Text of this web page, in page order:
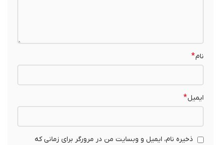
ایمیل*
ذخیره نام، ایمیل و وبسایت من در مرورگر برای زمانی که